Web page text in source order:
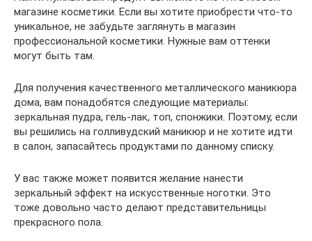
магазине косметики. Если вы хотите приобрести что-то
уникальное, не забудьте заглянуть в магазин
профессиональной косметики. Нужные вам оттенки
могут быть там.
Для получения качественного металлического маникюра
дома, вам понадобятся следующие материалы:
зеркальная пудра, гель-лак, топ, спонжики. Поэтому, если
вы решились на голливудский маникюр и не хотите идти
в салон, запасайтесь продуктами по данному списку.
У вас также может появится желание нанести
зеркальный эффект на искусственные ноготки. Это
тоже довольно часто делают представительницы
прекрасного пола.